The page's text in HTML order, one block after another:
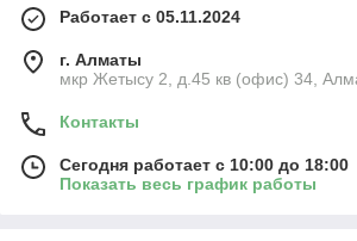
Работает с 05.11.2024
г. Алматы
мкр Жетысу 2, д.45 кв (офис) 34,
Контакты
Сегодня работает с 10:00 до 18:00
Показать весь график работы